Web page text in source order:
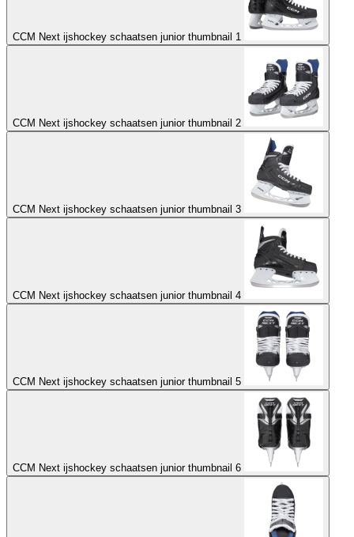
CCM Next ijshockey schaatsen junior thumbnail 1
CCM Next ijshockey schaatsen junior thumbnail 2
CCM Next ijshockey schaatsen junior thumbnail 3
CCM Next ijshockey schaatsen junior thumbnail 4
CCM Next ijshockey schaatsen junior thumbnail 5
CCM Next ijshockey schaatsen junior thumbnail 6